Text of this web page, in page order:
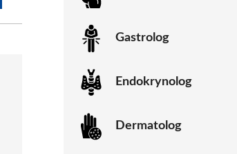
Gastrolog
Endokrynolog
Dermatolog